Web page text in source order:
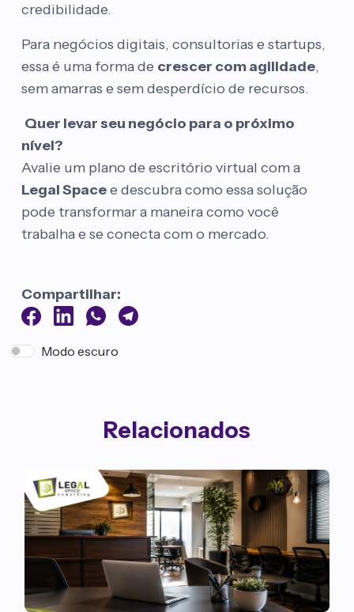
credibilidade.
Para negócios digitais, consultorias e startups,
essa é uma forma de crescer com agilidade,
sem amarras e sem desperdício de recursos.
Quer levar seu negócio para o próximo
nível?
Avalie um plano de escritório virtual com a
Legal Spacee descubra como essa solução
pode transformar a maneira como você
trabalha e se conecta com o mercado.
Compartilhar:
Modo escuro
Relacionados